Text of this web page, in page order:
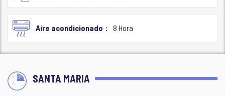
Aire acondicionado 8 Hora
SANTA MARIA